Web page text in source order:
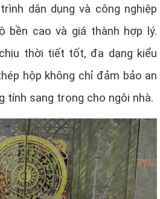
dân dụng và công nghiệp
bền cao và giá thành hợp lý.
thời tiết tốt, đa dạng kiểu
hộp không chỉ đảm bảo an
tính sang trọng cho ngôi nhà.